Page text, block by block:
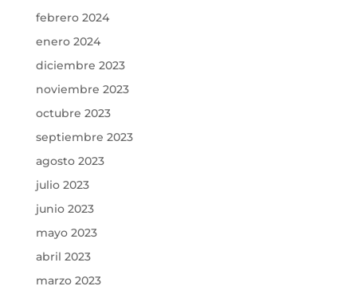
febrero 2024
enero 2024
diciembre 2023
noviembre 2023
octubre 2023
septiembre 2023
agosto 2023
julio 2023
junio 2023
mayo 2023
abril 2023
marzo 2023